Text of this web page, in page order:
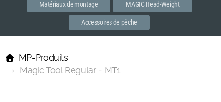
Matériaux de montage MAGIC Head-Weight
Accessoires de pêche
MP-Produits
Magic Tool Regular - MT1
Habillements et bags
MP-Books
MP Flies